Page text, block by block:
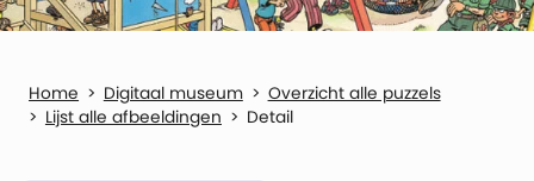
Digitaal museum
Overzicht alle puzzels
Lijst alle afbeeldingen
Detail